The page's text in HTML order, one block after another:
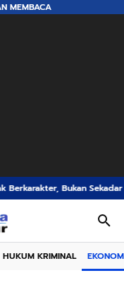
MEMBACA
Gedung Megah Stunting
HUKUM KRIMINAL